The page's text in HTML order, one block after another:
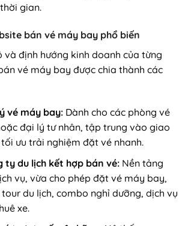
gian.
bán vé máy bay phổ biến
và định hướng kinh doanh của từng
vé máy bay được chia thành các
vé máy bay:Dành cho các phòng vé
đại lý tư nhân, tập trung vào giao
ưu trải nghiệm đặt vé nhanh.
ty du lịch kết hợp bán vé:Nền tảng
vụ, vừa cho phép đặt vé máy bay,
du lịch, combo nghỉ dưỡng, dịch vụ
xe.